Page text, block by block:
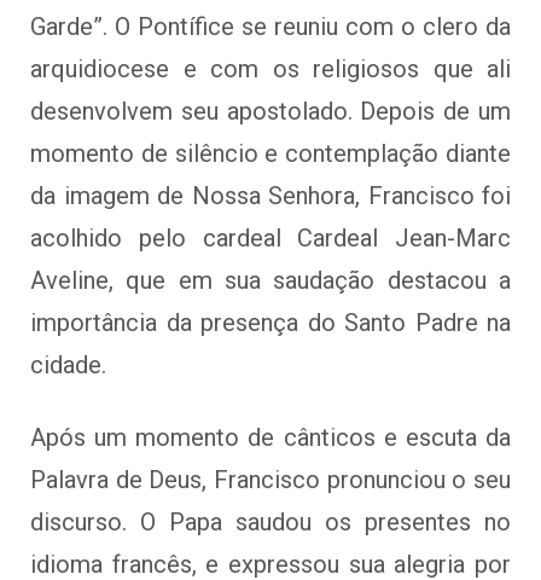
Garde”. O Pontífice se reuniu com o clero da
arquidiocese e com os religiosos que ali
desenvolvem seu apostolado. Depois de um
momento de silêncio e contemplação diante
da imagem de Nossa Senhora, Francisco foi
acolhido pelo cardeal Cardeal Jean-Marc
Aveline, que em sua saudação destacou a
importância da presença do Santo Padre na
cidade.
Após um momento de cânticos e escuta da
Palavra de Deus, Francisco pronunciou o seu
discurso. O Papa saudou os presentes no
idioma francês, e expressou sua alegria por